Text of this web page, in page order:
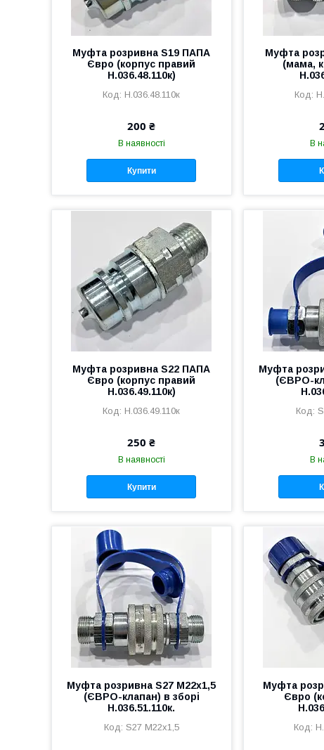
Муфта розривна S19 ПАПА
Євро (корпус правий
Н.036.48.110к)
Н.036.48.110к
200 ₴
В наявності
Купити
Муфта
(мама,
В
Муфта розривна S22 ПАПА
Євро (корпус правий
Н.036.49.110к)
Н.036.49.110к
250 ₴
В наявності
Купити
Муфта
(ЄВРО-
В
Муфта розривна S27 М22х1,5
(ЄВРО-клапан) в зборі
Н.036.51.110к.
S27 М22х1,5
Муфта
Євро